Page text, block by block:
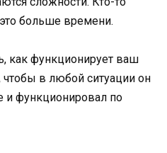
это больше времени.
как функционирует ваш
чтобы в любой ситуации он
и функционировал по